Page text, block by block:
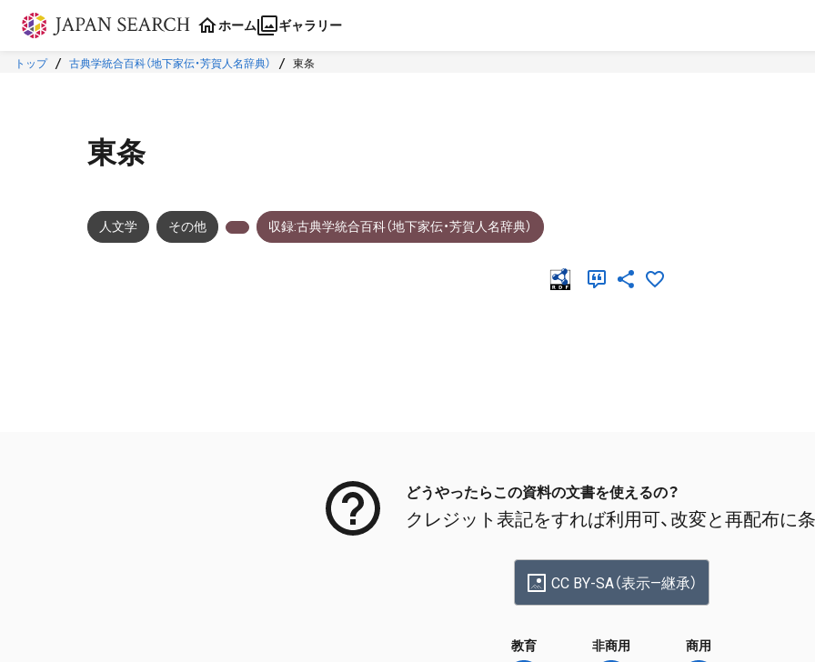
本文に飛ぶ
ホーム ギャラリー
トップ 古典学統合百科（地下家伝・芳賀人名辞典） 東条
東条
人文学 その他 収録:古典学統合百科（地下家伝・芳賀人名辞典）
どうやったらこの資料の文書を使えるの？
クレジット表記をすれば利用可、改変と再配布に
CC BY-SA（表示—継承）
教育 非商用 商用